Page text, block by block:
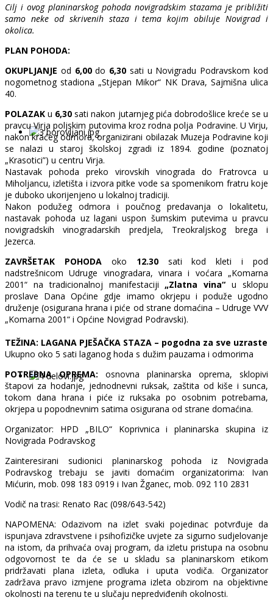
Cilj i ovog planinarskog pohoda novigradskim stazama je približiti
samo neke od skrivenih staza i tema kojim obiluje Novigrad i
okolica.
PLAN POHODA:
OKUPLJANJE od 6,00do 6,30 sati u Novigradu Podravskom kod
nogometnog stadiona „Stjepan Mikor“ NK Drava, Sajmišna ulica
40.
POLAZAK u 6,30 sati nakon jutarnjeg pića dobrodošlice kreće se u
pravcu Virja poljskim putovima kroz rodna polja Podravine. U Virju,
nakon kraćeg odmora, organizirani obilazak Muzeja Podravine koji
se nalazi u staroj školskoj zgradi iz 1894. godine (poznatoj
„Krasotici”) u centru Virja.
Nastavak pohoda preko virovskih vinograda do Fratrovca u
Miholjancu, izletišta i izvora pitke vode sa spomenikom fratru koje
je duboko ukorijenjeno u lokalnoj tradiciji.
Nakon podužeg odmora i poučnog predavanja o lokalitetu,
nastavak pohoda uz lagani uspon šumskim putevima u pravcu
novigradskih vinogradarskih predjela, Treokraljskog brega i
Jezerca.
ZAVRŠETAK POHODAoko 12.30sati kod kleti i pod
nadstrešnicom Udruge vinogradara, vinara i voćara „Komarna
2001“ na tradicionalnoj manifestaciji „Zlatna vina“ u sklopu
proslave Dana Općine gdje imamo okrjepu i poduže ugodno
druženje (osigurana hrana i piće od strane domaćina – Udruge VVV
„Komarna 2001“ i Općine Novigrad Podravski).
TEŽINA: LAGANA PJEŠAČKA STAZA – pogodna za sve uzraste
Ukupno oko 5 sati laganog hoda s dužim pauzama i odmorima
POTREBNA OPREMA: osnovna planinarska oprema, sklopivi
štapovi za hodanje, jednodnevni ruksak, zaštita od kiše i sunca,
tokom dana hrana i piće iz ruksaka po osobnim potrebama,
okrjepa u popodnevnim satima osigurana od strane domaćina.
Organizator: HPD „BILO“ Koprivnica i planinarska skupina iz
Novigrada Podravskog
Zainteresirani sudionici planinarskog pohoda iz Novigrada
Podravskog trebaju se javiti domaćim organizatorima: Ivan
Mićurin, mob. 098 183 0919 i Ivan Žganec, mob. 092 110 2831
Vodič na trasi: Renato Rac (098/643-542)
NAPOMENA: Odazivom na izlet svaki pojedinac potvrđuje da
ispunjava zdravstvene i psihofizičke uvjete za sigurno sudjelovanje
na istom, da prihvaća ovaj program, da izletu pristupa na osobnu
odgovornost te da će se u skladu sa planinarskom etikom
pridržavati plana izleta, odluka i uputa vodiča. Organizator
zadržava pravo izmjene programa izleta obzirom na objektivne
okolnosti na terenu te u slučaju nepredviđenih okolnosti.